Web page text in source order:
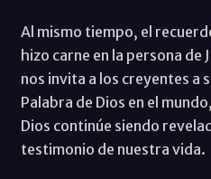
Al mismo tiempo, el
hizo carne en la persona de
nos invita a los creyentes a
Palabra de Dios en el
Dios continúe siendo
testimonio de nuestra vida.